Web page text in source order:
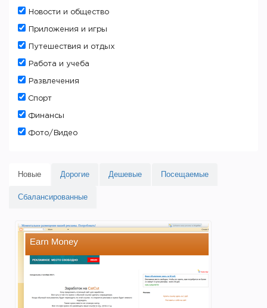
Новости и общество
Приложения и игры
Путешествия и отдых
Работа и учеба
Развлечения
Спорт
Финансы
Фото/Видео
Новые Дорогие Дешевые Посещаемые
Сбалансированные